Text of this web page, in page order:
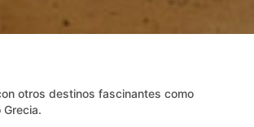
otros destinos fascinantes como